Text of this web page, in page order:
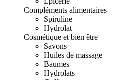
Compléments alimentaires
Spiruline
Hydrolat
Cosmétique et bien être
Savons
Huiles de massage
Baumes
Hydrolats